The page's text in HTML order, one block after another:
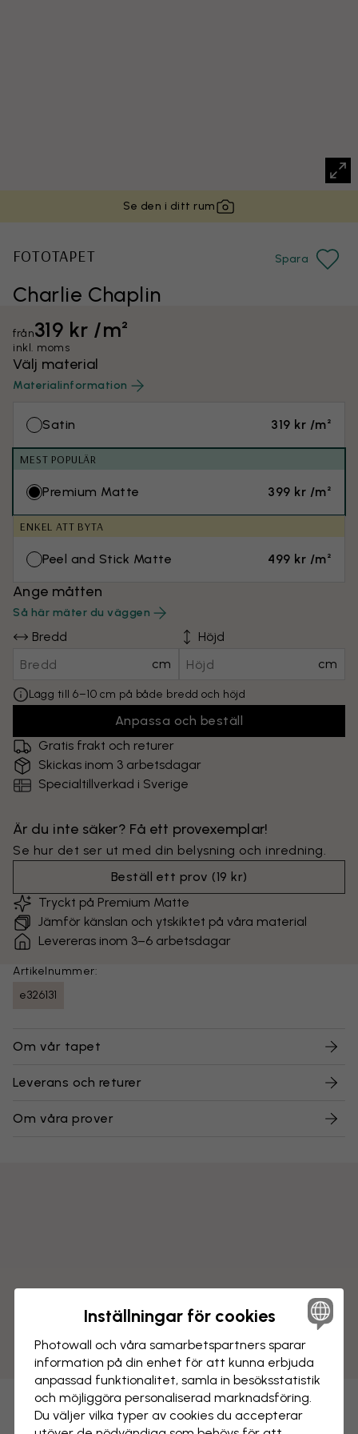
Se den i ditt rum
Charlie Chaplin
FOTOTAPET Spara
från319 kr /m²
inkl. moms
Välj material
Materialinformation
Satin 319 kr /m²
MEST POPULÄR
Premium Matte 399 kr /m²
ENKEL ATT BYTA
Peel and Stick Matte 499 kr /m²
Ange måtten
Så här mäter du väggen
Bredd
cm
Höjd
cm
Lägg till 6–10 cm på både bredd och höjd
Anpassa och beställ
Gratis frakt och returer
Skickas inom 3 arbetsdagar
Specialtillverkad i Sverige
Är du inte säker? Få ett provexemplar!
Se hur det ser ut med din belysning och inredning.
Beställ ett prov (19 kr)
Tryckt på Premium Matte
Jämför känslan och ytskiktet på våra material
Levereras inom 3–6 arbetsdagar
Artikelnummer:
e326131
Om vår tapet
Leverans och returer
Om våra prover
Inställningar för cookies
Photowall och våra samarbets­partners sparar
information på din enhet för att kunna erbjuda
anpassad funktionalitet, samla in besöks­statistik
och möjliggöra personaliserad marknads­föring.
Du väljer vilka typer av cookies du accepterar